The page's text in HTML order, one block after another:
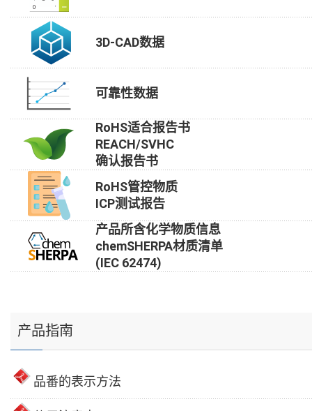
3D-CAD数据
可靠性数据
RoHS适合报告书
REACH/SVHC
确认报告书
RoHS管控物质
ICP测试报告
产品所含化学物质信息
chemSHERPA材质清单
(IEC 62474)
产品指南
品番的表示方法